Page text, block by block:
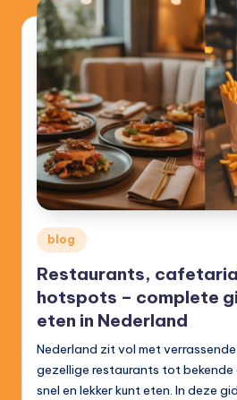
Posted
in
blog
Restaurants,
hotspots – complete
eten in Nederland
Nederland zit vol met
gezellige restaurants tot
snel en lekker kunt eten. In deze